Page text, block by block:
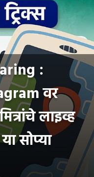
:
वर
लाइव्ह
सोप्या